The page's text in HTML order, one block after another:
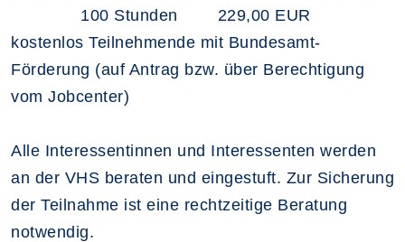
100 Stunden
229,00 EUR
kostenlos Teilnehmende mit Bundesamt-
Förderung (auf Antrag bzw. über Berechtigung
vom Jobcenter)
Alle Interessentinnen und Interessenten werden
an der VHS beraten und eingestuft. Zur Sicherung
der Teilnahme ist eine rechtzeitige Beratung
notwendig.